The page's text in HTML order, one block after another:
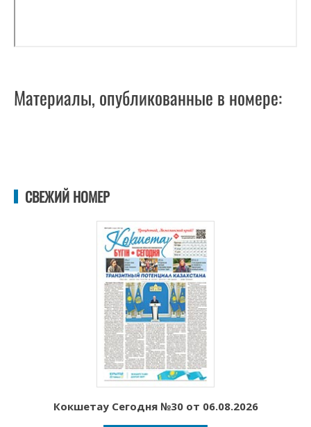
Материалы, опубликованные в номере:
СВЕЖИЙ НОМЕР
Кокшетау Сегодня №30 от 06.08.2026